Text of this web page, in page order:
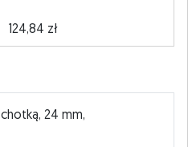
124,84 zł
24 mm,